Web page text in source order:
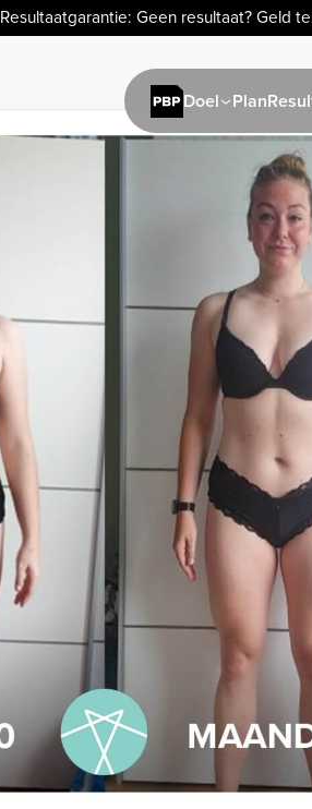
Resultaatgarantie: Geen resultaat? Geld
Doel Plan